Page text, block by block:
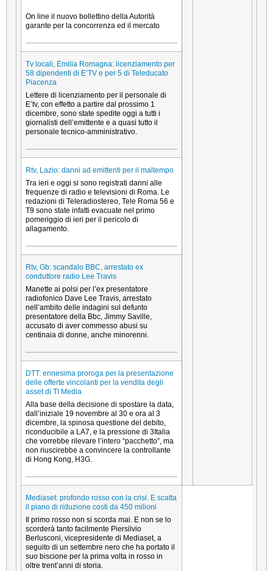
On line il nuovo bollettino della Autorità
garante per la concorrenza ed il mercato
Tv locali, Emilia Romagna: licenziamento per
58 dipendenti di E’TV e per 5 di Teleducato
Piacenza
Lettere di licenziamento per il personale di
E’tv, con effetto a partire dal prossimo 1
dicembre, sono state spedite oggi a tutti i
giornalisti dell’emittente e a quasi tutto il
personale tecnico-amministrativo.
Rtv, Lazio: danni ad emittenti per il maltempo
Tra ieri e oggi si sono registrati danni alle
frequenze di radio e televisioni di Roma. Le
redazioni di Teleradiostereo, Tele Roma 56 e
T9 sono state infatti evacuate nel primo
pomeriggio di ieri per il pericolo di
allagamento.
Rtv, Gb: scandalo BBC, arrestato ex
conduttore radio Lee Travis
Manette ai polsi per l’ex presentatore
radiofonico Dave Lee Travis, arrestato
nell’ambito delle indagini sul defunto
presentatore della Bbc, Jimmy Saville,
accusato di aver commesso abusi su
centinaia di donne, anche minorenni.
DTT: ennesima proroga per la presentazione
delle offerte vincolanti per la vendita degli
asset di TI Media
Alla base della decisione di spostare la data,
dall’iniziale 19 novembre al 30 e ora al 3
dicembre, la spinosa questione del debito,
riconducibile a LA7, e la pressione di 3Italia
che vorrebbe rilevare l’intero “pacchetto”, ma
non riuscirebbe a convincere la controllante
di Hong Kong, H3G.
Mediaset: profondo rosso con la crisi. E scatta
il piano di riduzione costi da 450 milioni
Il primo rosso non si scorda mai. E non se lo
scorderà tanto facilmente Piersilvio
Berlusconi, vicepresidente di Mediaset, a
seguito di un settembre nero che ha portato il
suo biscione per la prima volta in rosso in
oltre trent’anni di storia.